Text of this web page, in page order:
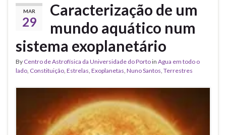
MAR
29
Caracterização de um
mundo aquático num
sistema exoplanetário
By Centro de Astrofísica da Universidade do Portoin Agua em todo o
lado, Constituição, Estrelas, Exoplanetas, Nuno Santos, Terrestres